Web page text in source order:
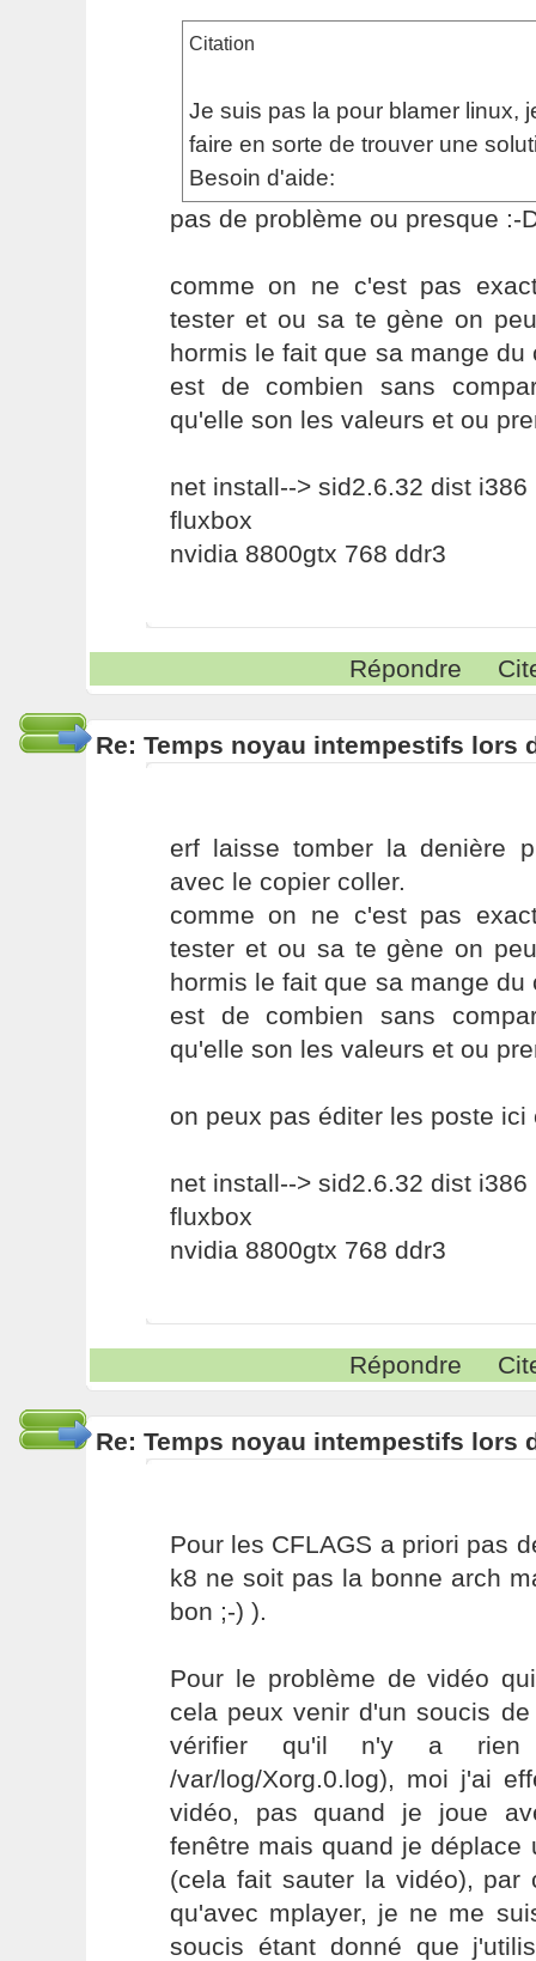
Citation
Je suis pas la pour blamer linux,
faire en sorte de trouver une
Besoin d'aide:
pas de problème ou presque :-
comme on ne c'est pas
tester et ou sa te gène on
hormis le fait que sa mange
est de combien sans
qu'elle son les valeurs et ou
net install--> sid2.6.32 dist i386
fluxbox
nvidia 8800gtx 768 ddr3
Répondre
Re: Temps noyau intempestifs lors
erf laisse tomber la denière
avec le copier coller.
comme on ne c'est pas
tester et ou sa te gène on
hormis le fait que sa mange
est de combien sans
qu'elle son les valeurs et ou
on peux pas éditer les poste ici
net install--> sid2.6.32 dist i386
fluxbox
nvidia 8800gtx 768 ddr3
Répondre
Re: Temps noyau intempestifs lors
Pour les CFLAGS a priori pas
k8 ne soit pas la bonne arch
bon ;-) ).
Pour le problème de vidéo
cela peux venir d'un soucis
vérifier qu'il n'y a rien
/var/log/Xorg.0.log), moi j'ai
vidéo, pas quand je joue
fenêtre mais quand je déplace
(cela fait sauter la vidéo), par
qu'avec mplayer, je ne me
soucis étant donné que